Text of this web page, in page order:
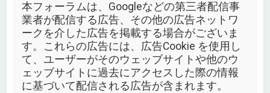
本フォーラムは、Googleなどの第三者配信事
業者が配信する広告、その他の広告ネットワ
ークを介した広告を掲載する場合がございま
す。これらの広告には、広告Cookie を使用し
て、ユーザーがそのウェッブサイトや他のウ
ェッブサイトに過去にアクセスした際の情報
に基づいて配信される広告が含まれます。